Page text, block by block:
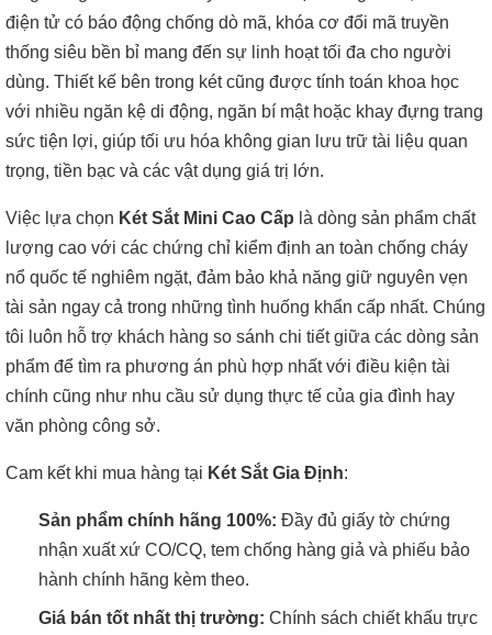
điện tử có báo động chống dò mã, khóa cơ đổi mã truyền
thống siêu bền bỉ mang đến sự linh hoạt tối đa cho người
dùng. Thiết kế bên trong két cũng được tính toán khoa học
với nhiều ngăn kệ di động, ngăn bí mật hoặc khay đựng trang
sức tiện lợi, giúp tối ưu hóa không gian lưu trữ tài liệu quan
trọng, tiền bạc và các vật dụng giá trị lớn.
Việc lựa chọn Két Sắt Mini Cao Cấp là dòng sản phẩm chất
lượng cao với các chứng chỉ kiểm định an toàn chống cháy
nổ quốc tế nghiêm ngặt, đảm bảo khả năng giữ nguyên vẹn
tài sản ngay cả trong những tình huống khẩn cấp nhất. Chúng
tôi luôn hỗ trợ khách hàng so sánh chi tiết giữa các dòng sản
phẩm để tìm ra phương án phù hợp nhất với điều kiện tài
chính cũng như nhu cầu sử dụng thực tế của gia đình hay
văn phòng công sở.
Cam kết khi mua hàng tại Két Sắt Gia Định:
Sản phẩm chính hãng 100%: Đầy đủ giấy tờ chứng
nhận xuất xứ CO/CQ, tem chống hàng giả và phiếu bảo
hành chính hãng kèm theo.
Giá bán tốt nhất thị trường: Chính sách chiết khấu trực